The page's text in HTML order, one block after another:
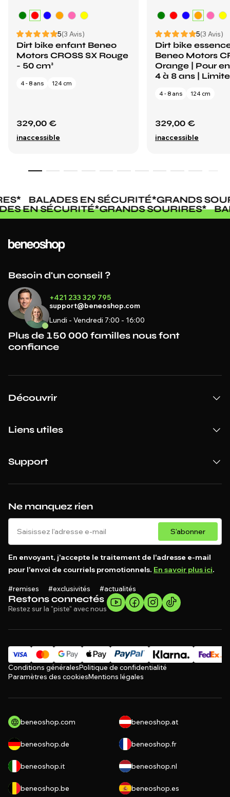
5(3 Avis)
Dirt bike enfant Beneo
Motors CROSS SX Rouge
- 50 cm³
4 - 8 ans 124 cm
329,00 €
inaccessible
5(3 Avis)
Dirt bike
Beneo Motors
Orange | Pour
4 à 8 ans |
4 - 8 ans 124 cm
329,00 €
inaccessible
* BALADES EN SÉCURITÉ*GRANDS
EN SÉCURITÉ*GRANDS SOURIRES*
Restons connectés
Restez sur la "piste" avec nous
Ne manquez rien
S'abonner
En envoyant, j'accepte le traitement de l'adresse e-mail
pour l'envoi de courriels promotionnels. En savoir plus ici.
#remises #exclusivités #actualités
Besoin d'un conseil ?
+421 233 329 795
support@beneoshop.com
Lundi - Vendredi 7:00 - 16:00
Plus de 150 000 familles nous font
confiance
Découvrir
Liens utiles
Support
Conditions généralesPolitique de confidentialité
Paramètres des cookiesMentions légales
beneoshop.com beneoshop.at
beneoshop.de beneoshop.fr
beneoshop.it beneoshop.nl
beneoshop.be beneoshop.es